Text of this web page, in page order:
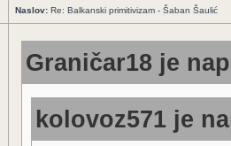
Naslov: Re: Balkanski primitivizam - Šaban Šaulić
Graničar18 je
kolovoz571 je